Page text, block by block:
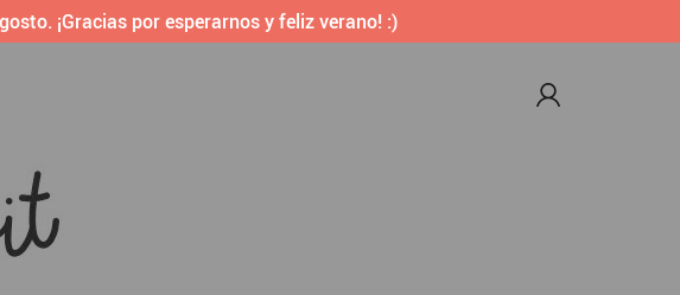
¡Gracias por esperarnos y feliz verano! :)